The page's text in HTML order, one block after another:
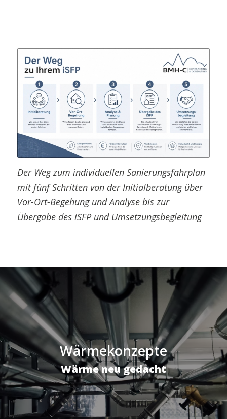
Der Weg zum individuellen Sanierungsfahrplan
mit fünf Schritten von der Initialberatung über
Vor-Ort-Begehung und Analyse bis zur
Übergabe des iSFP und Umsetzungsbegleitung
Wärmekonzepte
Wärme neu gedacht